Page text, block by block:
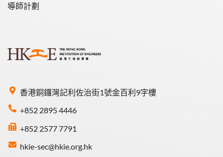
香港銅鑼灣記利佐治街1號金百利9字樓
+852 2895 4446
+852 2577 7791
hkie-sec@hkie.org.hk
導師計劃